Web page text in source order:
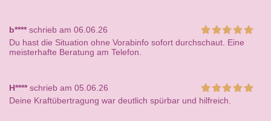
b****schrieb am 06.06.26
Du hast die Situation ohne Vorabinfo sofort durchschaut. Eine
meisterhafte Beratung am Telefon.
H****schrieb am 05.06.26
Deine Kraftübertragung war deutlich spürbar und hilfreich.